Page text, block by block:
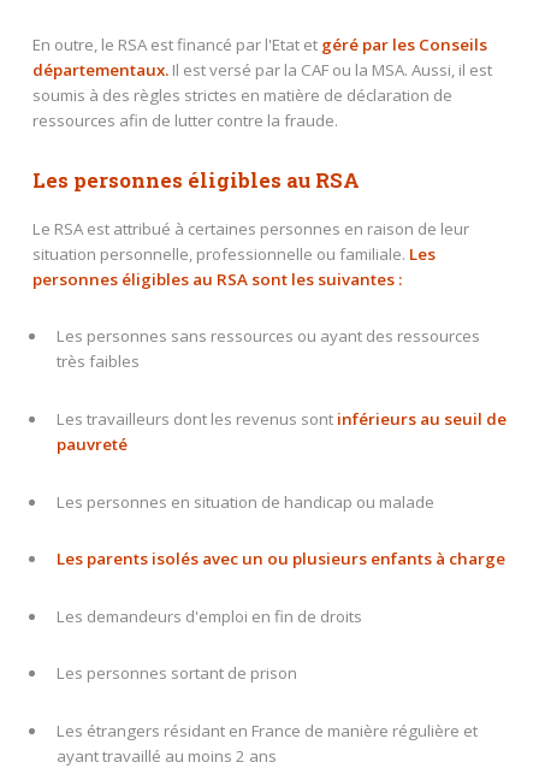
En outre, le RSA est financé par l'Etat et géré par les Conseils
départementaux.Il est versé par la CAF ou la MSA. Aussi, il est
soumis à des règles strictes en matière de déclaration de
ressources afin de lutter contre la fraude.
Les personnes éligibles au RSA
Le RSA est attribué à certaines personnes en raison de leur
situation personnelle, professionnelle ou familiale. Les
personnes éligibles au RSA sont les suivantes :
Les personnes sans ressources ou ayant des ressources
très faibles
Les travailleurs dont les revenus sont inférieurs au seuil de
pauvreté
Les personnes en situation de handicap ou malade
Les parents isolés avec un ou plusieurs enfants à charge
Les demandeurs d'emploi en fin de droits
Les personnes sortant de prison
Les étrangers résidant en France de manière régulière et
ayant travaillé au moins 2 ans